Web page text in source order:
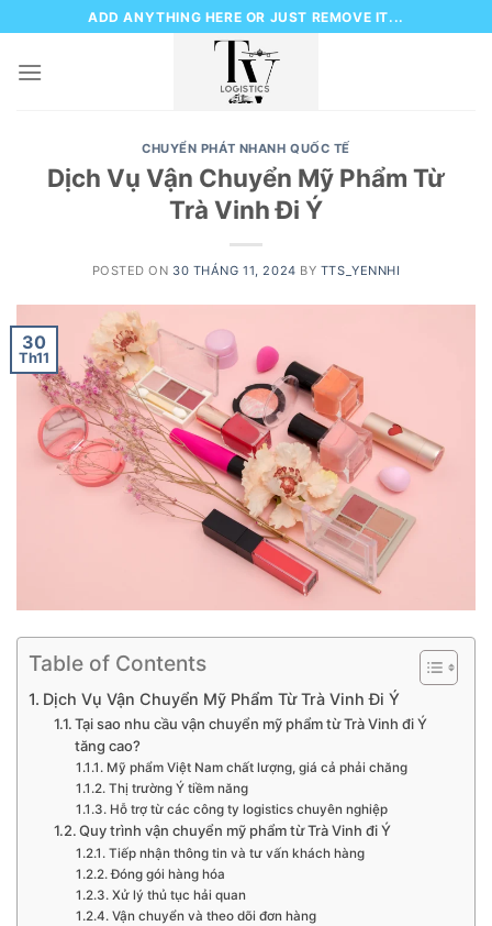
to
content
ADD ANYTHING HERE OR JUST REMOVE IT...
CHUYỂN PHÁT NHANH QUỐC TẾ
Dịch Vụ Vận Chuyển Mỹ Phẩm Từ
Trà Vinh Đi Ý
POSTED ON 30 THÁNG 11, 2024 BY TTS_YENNHI
30
Th11
Table of Contents
Dịch Vụ Vận Chuyển Mỹ Phẩm Từ Trà Vinh Đi Ý
Tại sao nhu cầu vận chuyển mỹ phẩm từ Trà Vinh đi Ý
tăng cao?
Mỹ phẩm Việt Nam chất lượng, giá cả phải chăng
Thị trường Ý tiềm năng
Hỗ trợ từ các công ty logistics chuyên nghiệp
Quy trình vận chuyển mỹ phẩm từ Trà Vinh đi Ý
Tiếp nhận thông tin và tư vấn khách hàng
Đóng gói hàng hóa
Xử lý thủ tục hải quan
Vận chuyển và theo dõi đơn hàng